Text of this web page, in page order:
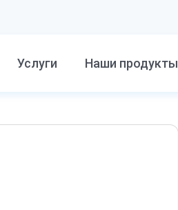
Услуги Наши продукты